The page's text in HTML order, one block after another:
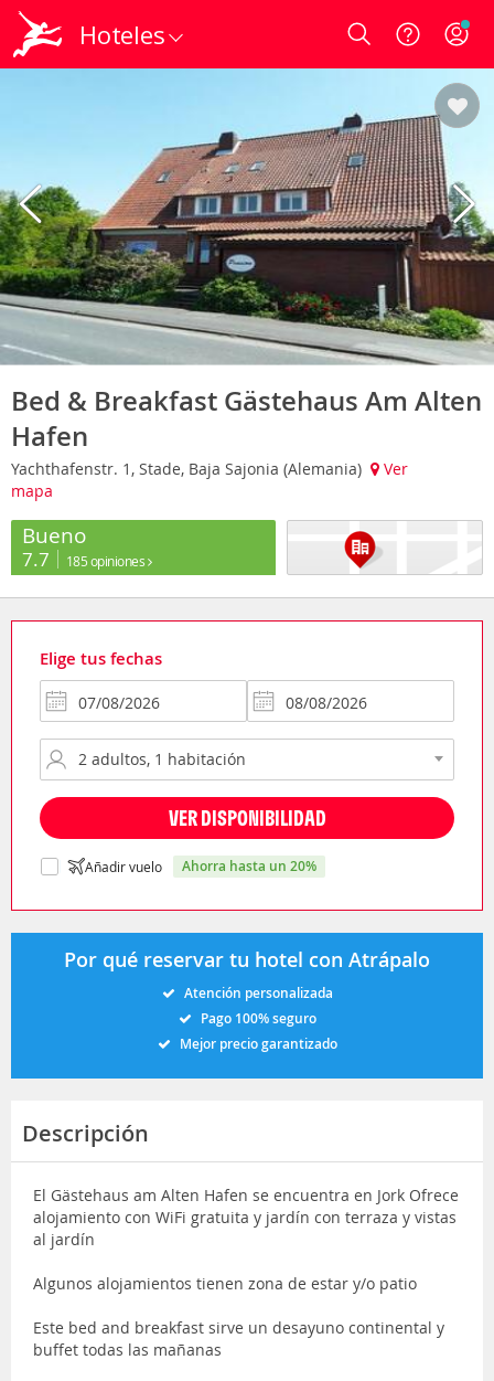
Hoteles Login
Bed & Breakfast Gästehaus Am Alten
Hafen
Yachthafenstr. 1, Stade, Baja Sajonia (Alemania)
Ver
mapa
Bueno
7.7 185 opiniones
Elige tus fechas
VER DISPONIBILIDAD
Añadir vuelo ahorra hasta un 20%
Por qué reservar tu hotel con Atrápalo
Atención personalizada
Pago 100% seguro
Mejor precio garantizado
Descripción
El Gästehaus am Alten Hafen se encuentra en Jork Ofrece
alojamiento con WiFi gratuita y jardín con terraza y vistas
al jardín
Algunos alojamientos tienen zona de estar y/o patio
Este bed and breakfast sirve un desayuno continental y
buffet todas las mañanas